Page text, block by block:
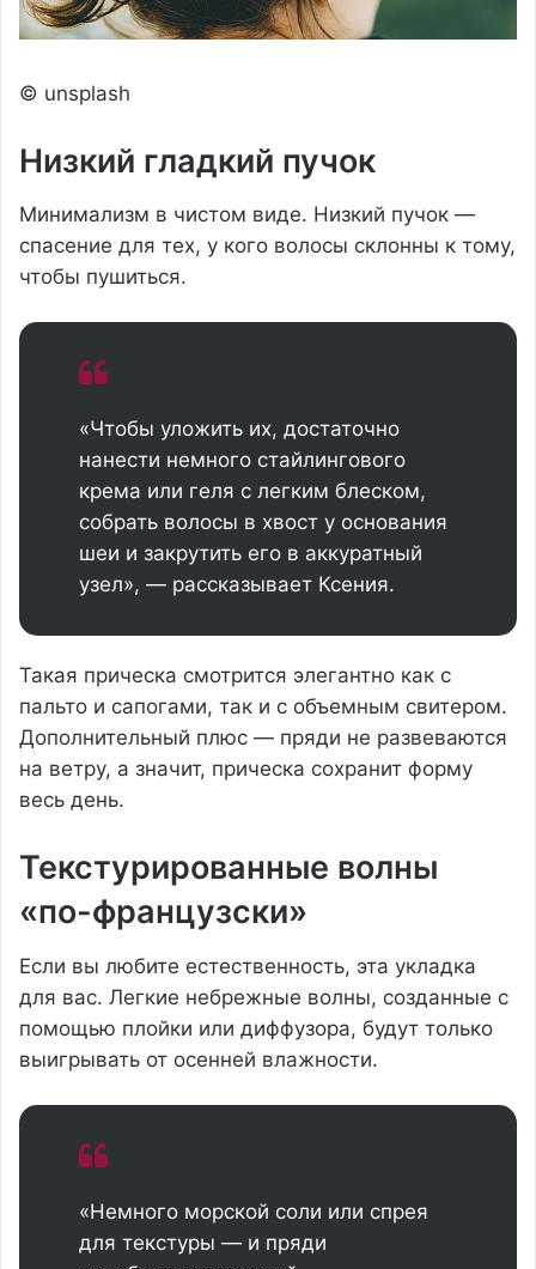
© unsplash
Низкий гладкий пучок
Минимализм в чистом виде. Низкий пучок —
спасение для тех, у кого волосы склонны к тому,
чтобы пушиться.
«Чтобы уложить их, достаточно
нанести немного стайлингового
крема или геля с легким блеском,
собрать волосы в хвост у основания
шеи и закрутить его в аккуратный
узел», — рассказывает Ксения.
Такая прическа смотрится элегантно как с
пальто и сапогами, так и с объемным свитером.
Дополнительный плюс — пряди не развеваются
на ветру, а значит, прическа сохранит форму
весь день.
Текстурированные волны
«по-французски»
Если вы любите естественность, эта укладка
для вас. Легкие небрежные волны, созданные с
помощью плойки или диффузора, будут только
выигрывать от осенней влажности.
«Немного морской соли или спрея
для текстуры — и пряди